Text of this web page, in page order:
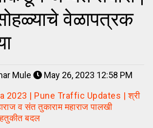
वेळापत्रक
Mule
May 26, 2023 12:58 PM
2023 | Pune Traffic Updates | श्री
व संत तुकाराम महाराज पालखी
बदल